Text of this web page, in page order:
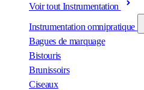
Voir tout Instrumentation
Instrumentation omnipratique
Bagues de marquage
Bistouris
Brunissoirs
Ciseaux